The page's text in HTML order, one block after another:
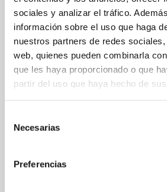
sociales y analizar el tráfico.
información sobre el uso que haga
nuestros partners de redes
web, quienes pueden combinarla
que les haya proporcionado o que
partir del uso que haya hecho de
Necesarias
Preferencias
$2,053.13
más IVA.
02001
SOPORTE BOLA OSCILANTE ÁNGULO DE